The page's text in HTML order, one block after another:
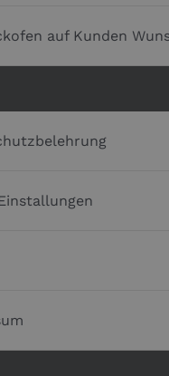
auf Kunden